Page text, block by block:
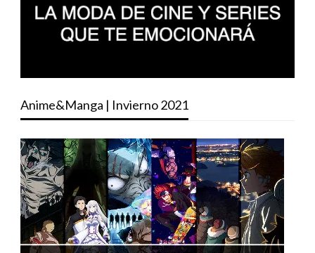
Anime&Manga | Invierno 2021